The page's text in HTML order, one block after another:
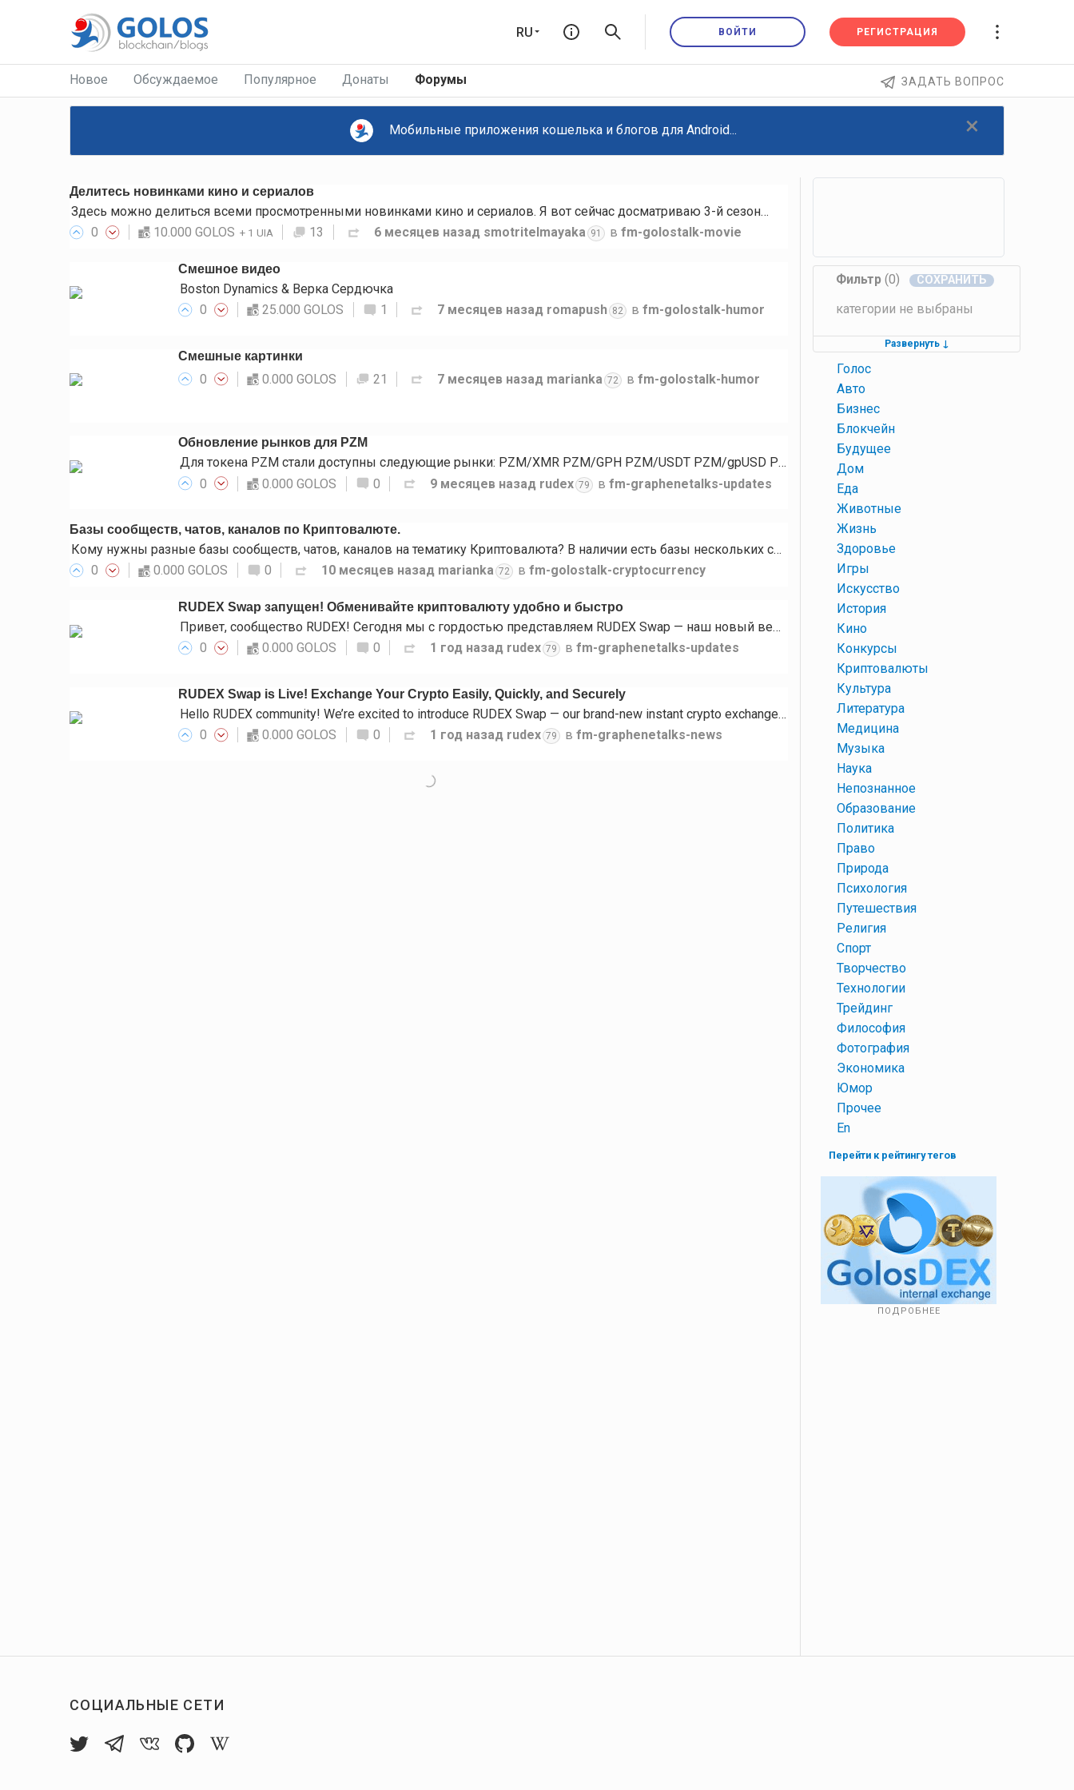
RU ВОЙТИ РЕГИСТРАЦИЯ
ЗАДАТЬ ВОПРОС
Новое Обсуждаемое Популярное Донаты Форумы
×
Мобильные приложения кошелька и блогов для Android...
Делитесь новинками кино и сериалов
Здесь можно делиться всеми просмотренными новинками кино и сериалов. Я вот сейчас досматриваю 3-й сезон…
0
10.000 GOLOS + 1 UIA 13 6 месяцев назад smotritelmayaka 91 в fm-golostalk-movie
Смешное видео
Boston Dynamics & Верка Сердючка
0
25.000 GOLOS 1 7 месяцев назад romapush 82 в fm-golostalk-humor
Смешные картинки
0 0.000 GOLOS 21 7 месяцев назад marianka 72 в fm-golostalk-humor
Обновление рынков для PZM
Для токена PZM стали доступны следующие рынки: PZM/XMR PZM/GPH PZM/USDT PZM/gpUSD PZM/gpEUR…
0
0.000 GOLOS 0 9 месяцев назад rudex 79 в fm-graphenetalks-updates
Базы сообществ, чатов, каналов по Криптовалюте.
Кому нужны разные базы сообществ, чатов, каналов на тематику Криптовалюта? В наличии есть базы нескольких социальных…
0
0.000 GOLOS 0 10 месяцев назад marianka 72 в fm-golostalk-cryptocurrency
RUDEX Swap запущен! Обменивайте криптовалюту удобно и быстро
Привет, сообщество RUDEX! Сегодня мы с гордостью представляем RUDEX Swap — наш новый веб-интерфейс мгновенного…
0
0.000 GOLOS 0 1 год назад rudex 79 в fm-graphenetalks-updates
RUDEX Swap is Live! Exchange Your Crypto Easily, Quickly, and Securely
Hello RUDEX community! We’re excited to introduce RUDEX Swap — our brand-new instant crypto exchange interface…
0
0.000 GOLOS 0 1 год назад rudex 79 в fm-graphenetalks-news
Фильтр (0)
категории не выбраны
Развернуть↓
Голос
Авто
Бизнес
Блокчейн
Будущее
Дом
Еда
Животные
Жизнь
Здоровье
Игры
Искусство
История
Кино
Конкурсы
Криптовалюты
Культура
Литература
Медицина
Музыка
Наука
Непознанное
Образование
Политика
Право
Природа
Психология
Путешествия
Религия
Спорт
Творчество
Технологии
Трейдинг
Философия
Фотография
Экономика
Юмор
Прочее
En
Перейти к рейтингу тегов
ПОДРОБНЕЕ
СОЦИАЛЬНЫЕ СЕТИ